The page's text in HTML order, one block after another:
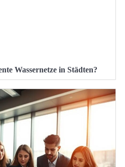
Wassernetze in Städten?